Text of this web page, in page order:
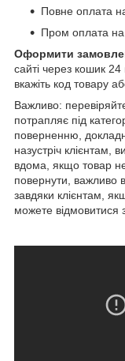
Повне оплата
Пром оплата на
Оформити
сайті через кошик 24
вкажіть код товару
Важливо:
потрапляє під
поверненню,
назустріч клієнтам,
вдома, якщо товар
повернути, важливо
завдяки клієнтам,
можете відмовитися